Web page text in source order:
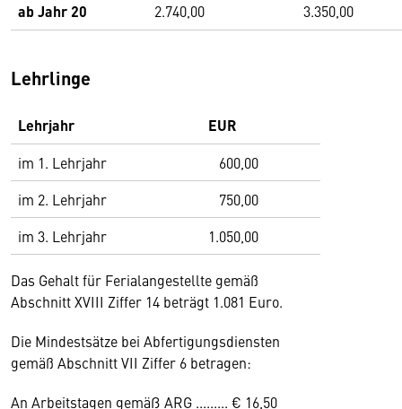
ab Jahr 20 2.740,00 3.350,00
Lehrlinge
Lehrjahr EUR
im 1. Lehrjahr
600,00
im 2. Lehrjahr
750,00
im 3. Lehrjahr
1.050,00
Das Gehalt für Ferialangestellte gemäß
Abschnitt XVIII Ziffer 14 beträgt 1.081 Euro.
Die Mindestsätze bei Abfertigungsdiensten
gemäß Abschnitt VII Ziffer 6 betragen:
An Arbeitstagen gemäß ARG ......... € 16,50